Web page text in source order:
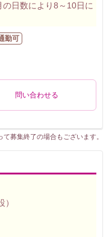
日数により8～10日に
勤可
問い合わせる
募集終了の場合もございます。